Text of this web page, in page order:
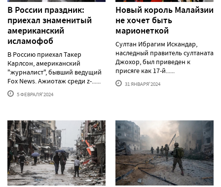
В России праздник:
приехал знаменитый
американский
исламофоб
В Россию приехал Такер
Карлсон, американский
"журналист", бывший ведущий
Fox News. Ажиотаж среди z-......
5 ФЕВРАЛЯ'2024
Новый король Малайзии
не хочет быть
марионеткой
Султан Ибрагим Искандар,
наследный правитель султаната
Джохор, был приведен к
присяге как 17-й......
31 ЯНВАРЯ'2024